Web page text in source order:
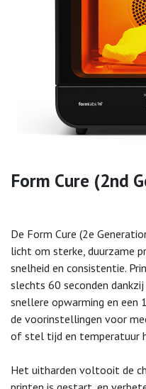
Form Cure (2nd
De Form Cure (2e
licht om sterke, duurzame
snelheid en consistentie.
slechts 60 seconden
snellere opwarming en een
de voorinstellingen voor
of stel tijd en temperatuur
Het uitharden voltooit de